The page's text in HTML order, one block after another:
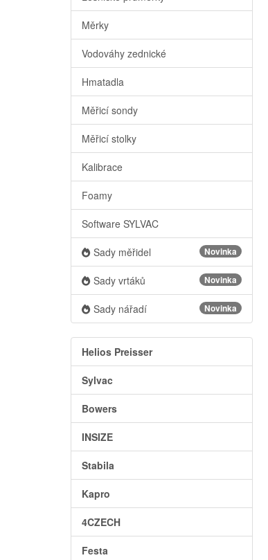
Měrky
Vodováhy zednické
Hmatadla
Měřicí sondy
Měřicí stolky
Kalibrace
Foamy
Software SYLVAC
Sady měřidel Novinka
Sady vrtáků Novinka
Sady nářadí Novinka
Helios Preisser
Sylvac
Bowers
INSIZE
Stabila
Kapro
4CZECH
Festa